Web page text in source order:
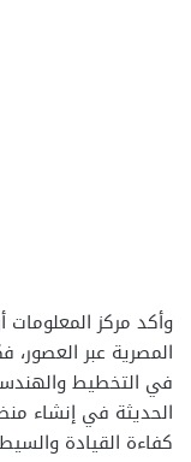
وأكد مركز المعلومات
المصرية عبر
في التخطيط
الحديثة في إنشاء
كفاءة القيادة